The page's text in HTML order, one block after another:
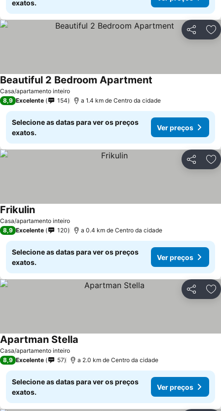
exatos.
Partilhar
Casa/apartamento inteiro
Beautiful 2 Bedroom Apartment
8,9 Excelente 154 a 1.4 km de Centro da cidade
Selecione as datas para ver os preços
exatos.
Ver preços
Partilhar
Casa/apartamento inteiro
FrikulinVer preços
8,9 Excelente 120 a 0.4 km de Centro da cidade
Selecione as datas para ver os preços
exatos.
Ver preços
Partilhar
Casa/apartamento inteiro
Apartman Stella
8,9 Excelente 57 a 2.0 km de Centro da cidade
Selecione as datas para ver os preços
exatos.
Ver preços